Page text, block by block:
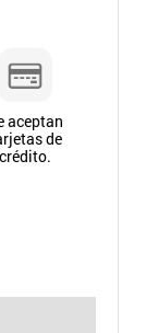
aceptan
de
crédito.